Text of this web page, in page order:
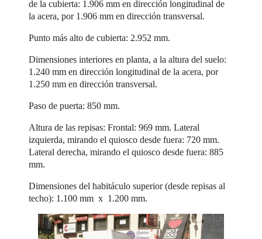
de la cubierta: 1.906 mm en dirección longitudinal de
la acera, por 1.906 mm en dirección transversal.
Punto más alto de cubierta: 2.952 mm.
Dimensiones interiores en planta, a la altura del suelo:
1.240 mm en dirección longitudinal de la acera, por
1.250 mm en dirección transversal.
Paso de puerta: 850 mm.
Altura de las repisas: Frontal: 969 mm. Lateral
izquierda, mirando el quiosco desde fuera: 720 mm.
Lateral derecha, mirando el quiosco desde fuera: 885
mm.
Dimensiones del habitáculo superior (desde repisas al
techo): 1.100 mm x 1.200 mm.